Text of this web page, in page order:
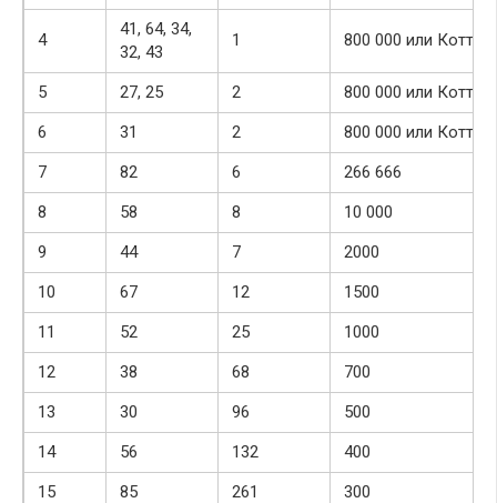
4
41, 64, 34,
32, 43
1 800 000 или
5 27, 25 2
800 000 или
6
31 2
800 000 или
7
82 6
266 666
8
58 8
10 000
9
44 7
2000
10
67 12
1500
11
52 25
1000
12
38 68
700
13
30 96
500
14
56 132
400
15
85 261
300